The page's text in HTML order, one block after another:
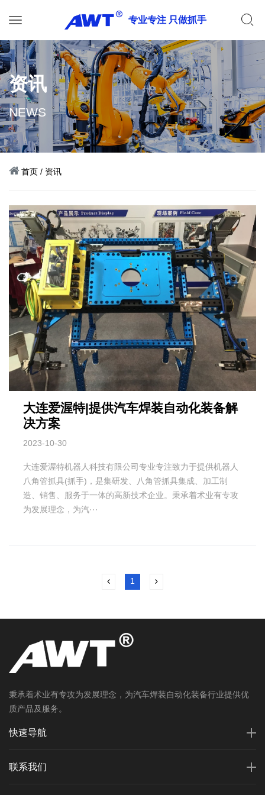
专业专注 只做抓手
资讯
NEWS
首页 / 资讯
大连爱渥特|提供汽车焊装自动化装备解
决方案
2023-10-30
大连爱渥特机器人科技有限公司专业专注致力于提供机器人
八角管抓具(抓手)，是集研发、八角管抓具集成、加工制
造、销售、服务于一体的高新技术企业。秉承着术业有专攻
为发展理念，为汽···
1
秉承着术业有专攻为发展理念，为汽车焊装自动化装备行业提供优
质产品及服务。
快速导航
联系我们